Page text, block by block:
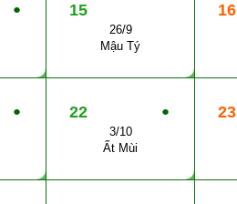
● 15
26/9
Mậu Tý
16
● ●
22
3/10
Ất Mùi
23